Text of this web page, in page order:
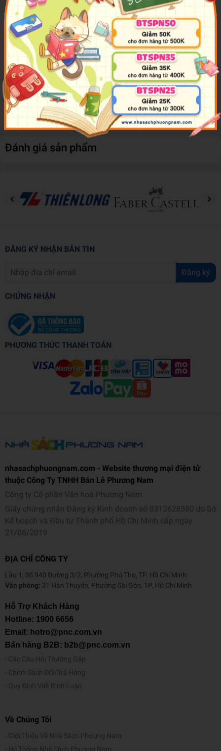
Kaleidoscope Colouring: Chalk Art – Galaxy of Adventure
Get ready to create cool constellations, vast galaxies and
twinkling shooting stars with Kaleidoscope Colouring Chalk
Art: Galaxy of Adventure!
Budding artists can colour and create their own unique
artwork with the 5 liquid chalk markers included in this kit.
With 24 midnight-blue pages of whimsical, galactic artwork
to colour and a sheet of customisable stickers, this is the
perfect kit for creative kids.
Đánh giá sản phẩm
ĐĂNG KÝ NHẬN BẢN TIN
Đăng ký
CHỨNG NHẬN
PHƯƠNG THỨC THANH TOÁN
nhasachphuongnam.com - Website thương mại điện tử
thuộc Công Ty TNHH Bán Lẻ Phương Nam
Công ty Cổ phần Văn hoá Phương Nam
Giấy chứng nhận Đăng ký Kinh doanh số 0312628590 do Sở
Kế hoạch và Đầu tư Thành phố Hồ Chí Minh cấp ngày
21/06/2019
ĐỊA CHỈ CÔNG TY
Lầu 1, Số 940 Đường 3/2, Phường Phú Thọ, TP. Hồ Chí Minh
Văn phòng: 31 Hàn Thuyên, Phường Sài Gòn, TP. Hồ Chí Minh
Hỗ Trợ Khách Hàng
Hotline: 1900 6656
Email: hotro@pnc.com.vn
Bán hàng B2B: b2b@pnc.com.vn
Các Câu Hỏi Thường Gặp
Chính Sách Đổi/Trả Hàng
Quy Định Viết Bình Luận
Về Chúng Tôi
Giới Thiệu Về Nhà Sách Phương Nam
Hệ Thống Nhà Sách Phương Nam